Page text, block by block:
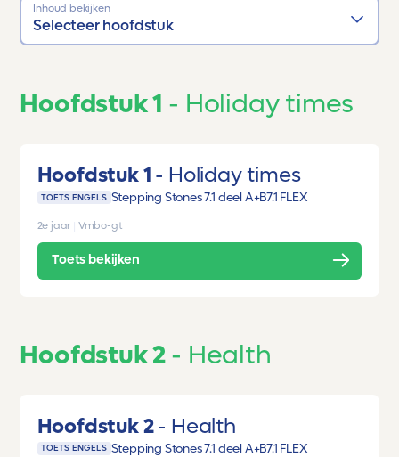
Inhoud bekijken
Selecteer hoofdstuk
Hoofdstuk 1 Holiday times
Hoofdstuk 1 Holiday times
TOETS ENGELS Stepping Stones 7.1 deel A+B7.1 FLEX
2e jaar Vmbo-gt
Toets bekijken
Hoofdstuk 2 Health
Hoofdstuk 2 Health
TOETS ENGELS Stepping Stones 7.1 deel A+B7.1 FLEX